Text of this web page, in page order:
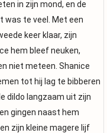
in zijn mond, en de
was te veel. Met een
keer klaar, zijn
hem bleef neuken,
niet meteen. Shanice
tot hij lag te bibberen
dildo langzaam uit zijn
gingen naast hem
zijn kleine magere lijf